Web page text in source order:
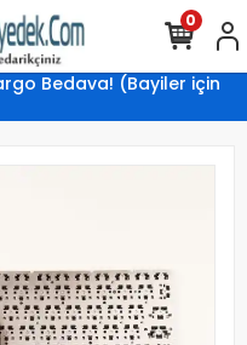
Bedava! (Bayiler için
0